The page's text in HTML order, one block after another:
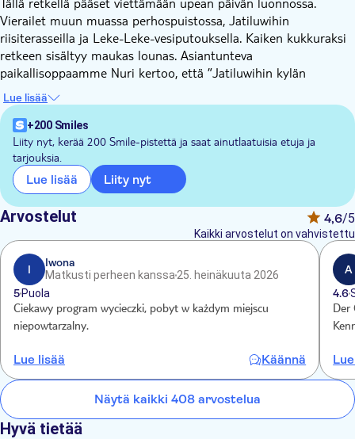
Vierailet muun muassa perhospuistossa, Jatiluwihin
riisiterasseilla ja Leke-Leke-vesiputouksella. Kaiken kukkuraksi
retkeen sisältyy maukas lounas. Asiantunteva
paikallisoppaamme Nuri kertoo, että ”Jatiluwihin kylän
riisiterassit ovat maailman kauneimpia. Niitä ylläpidetään
perinteisellä ja ekologisella subak-kastelujärjestelmällä, jota on
käytetty 800-luvulta lähtien. Tämä on Balilla ainutlaatuinen
käytäntö, johon sisältyy filosofisia ja hengellisiä uskomuksia.”
Päivä alkaa Tabananissa sijaitsevassa Balin perhospuistossa,
joka on perhosten ja hyönteisten suojelualue. Siellä on satoja
perhosia, mukaan lukien joitakin harvinaisia indonesialaisia
lajeja, kuten lintusiipiä, Balin riikinkukkoja ja paratiisilintusiipiä.
Kävele sokkeloisissa puutarhoissa, ja ihaile värikkäitä
hyönteisiä, jotka lentelevät ympärilläsi. Seuraavaksi pysähdyt
Unescon maailmanperintökohteeksi listatuilla Jatiluwihin
riisiterasseilla.
Matka jatkuu Bedugulin vuoristokohteeseen ja Beratan-järvelle.
Täältä löydät ikonisen hindu-shaivilaistemppelin Ulun Danun.
Temppeli sijaitsee järven pienellä niemekkeellä, ja se on veden
jumalatar Danun koti, jonka uskotaan hallitsevan saaren
kastelujärjestelmää. Lopuksi vierailet Leke-Leke-
vesiputouksella, joka sijaitsee viidakossa Balin pohjoisosassa.
Valokuvien ja rentoutumisen jälkeen matkaat takaisin
hotellillesi.
Lue lisää
+200 Smiles
Liity nyt, kerää 200 Smile-pistettä ja saat ainutlaatuisia etuja ja
tarjouksia.
Lue lisää Liity nyt
Arvostelut 4,6/5
Kaikki arvostelut on vahvistettu
I
Iwona
Matkusti perheen kanssa 25. heinäkuuta 2026
5 Puola
Ciekawy program wycieczki, pobyt w każdym miejscu
niepowtarzalny.
Lue lisää Käännä
A
4.6
Der
Näytä kaikki 408 arvostelua
Hyvä tietää